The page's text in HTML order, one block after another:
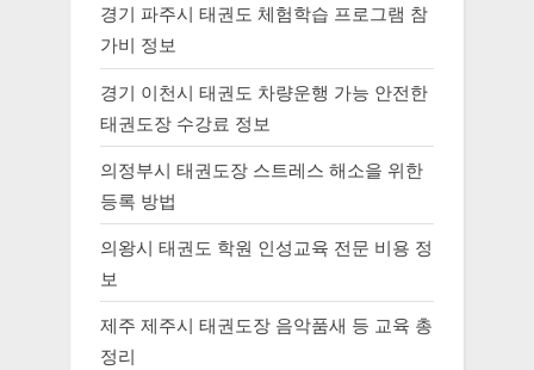
경기 파주시 태권도 체험학습 프로그램 참
가비 정보
경기 이천시 태권도 차량운행 가능 안전한
태권도장 수강료 정보
의정부시 태권도장 스트레스 해소을 위한
등록 방법
의왕시 태권도 학원 인성교육 전문 비용 정
보
제주 제주시 태권도장 음악품새 등 교육 총
정리